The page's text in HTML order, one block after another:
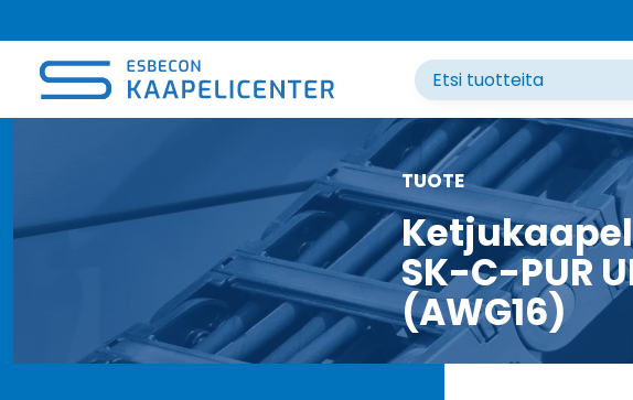
sisältöön
TUOTE
Ketjukaapeli
SK-C-PUR
(AWG16)